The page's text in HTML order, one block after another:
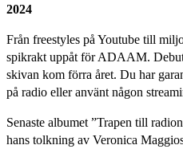
2024
Från freestyles på Youtube till
spikrakt uppåt för ADAAM.
skivan kom förra året. Du har
på radio eller använt någon
Senaste albumet ”Trapen till
hans tolkning av Veronica